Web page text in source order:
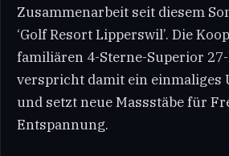
Zusammenarbeit seit diesem
‘Golf Resort Lipperswil’. Die
familiären 4-Sterne-Superior
verspricht damit ein einmaliges
und setzt neue Massstäbe für
Entspannung.